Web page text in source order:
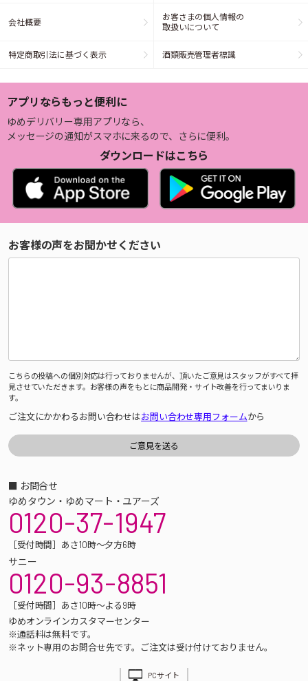
会社概要
お客さまの個人情報の
取扱いについて
特定商取引法に基づく表示 酒類販売管理者標識
アプリならもっと便利に
ゆめデリバリー専用アプリなら、
メッセージの通知がスマホに来るので、さらに便利。
ダウンロードはこちら
お客様の声をお聞かせください
こちらの投稿への個別対応は行っておりませんが、頂いたご意見はスタッフがすべて拝
見させていただきます。お客様の声をもとに商品開発・サイト改善を行ってまいりま
す。
ご注文にかかわるお問い合わせはお問い合わせ専用フォームから
■ お問合せ
ゆめタウン・ゆめマート・ユアーズ
0120-37-1947
［受付時間］あさ10時～夕方6時
サニー
0120-93-8851
［受付時間］あさ10時～よる9時
ゆめオンラインカスタマーセンター
※通話料は無料です。
※ネット専用のお問合せ先です。ご注文は受け付けておりません。
PCサイト